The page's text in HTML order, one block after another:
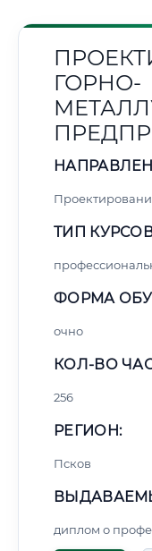
ГОРНО-
ТИП
ФОРМА
очно
КОЛ-ВО
256
РЕГИОН:
Псков
диплом о